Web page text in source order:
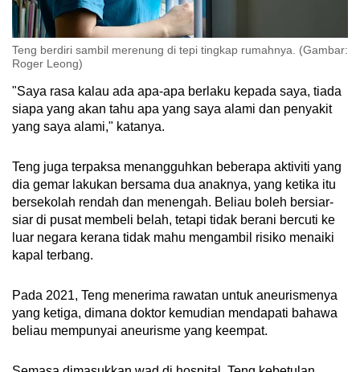
Teng berdiri sambil merenung di tepi tingkap rumahnya. (Gambar:
Roger Leong)
"Saya rasa kalau ada apa-apa berlaku kepada saya, tiada
siapa yang akan tahu apa yang saya alami dan penyakit
yang saya alami," katanya.
Teng juga terpaksa menangguhkan beberapa aktiviti yang
dia gemar lakukan bersama dua anaknya, yang ketika itu
bersekolah rendah dan menengah. Beliau boleh bersiar-
siar di pusat membeli belah, tetapi tidak berani bercuti ke
luar negara kerana tidak mahu mengambil risiko menaiki
kapal terbang.
Pada 2021, Teng menerima rawatan untuk aneurismenya
yang ketiga, dimana doktor kemudian mendapati bahawa
beliau mempunyai aneurisme yang keempat.